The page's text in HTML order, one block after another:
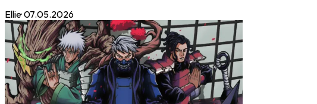
Ellie·07.05.2026